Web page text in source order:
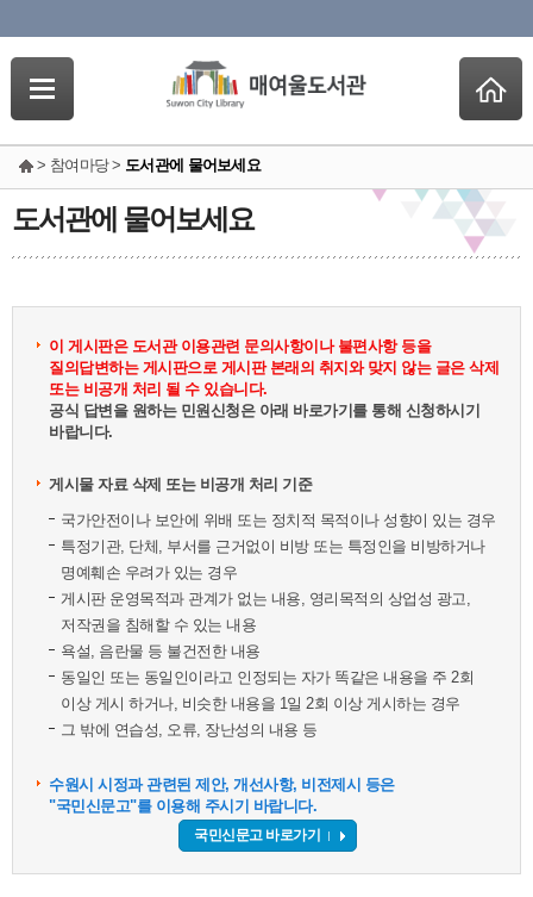
> 참여마당 > 도서관에 물어보세요
도서관에 물어보세요
이 게시판은 도서관 이용관련 문의사항이나 불편사항 등을
질의답변하는 게시판으로 게시판 본래의 취지와 맞지 않는 글은 삭제
또는 비공개 처리 될 수 있습니다.
공식 답변을 원하는 민원신청은 아래 바로가기를 통해 신청하시기
바랍니다.
게시물 자료 삭제 또는 비공개 처리 기준
국가안전이나 보안에 위배 또는 정치적 목적이나 성향이 있는 경우
특정기관, 단체, 부서를 근거없이 비방 또는 특정인을 비방하거나
명예훼손 우려가 있는 경우
게시판 운영목적과 관계가 없는 내용, 영리목적의 상업성 광고,
저작권을 침해할 수 있는 내용
욕설, 음란물 등 불건전한 내용
동일인 또는 동일인이라고 인정되는 자가 똑같은 내용을 주 2회
이상 게시 하거나, 비슷한 내용을 1일 2회 이상 게시하는 경우
그 밖에 연습성, 오류, 장난성의 내용 등
수원시 시정과 관련된 제안, 개선사항, 비전제시 등은
"국민신문고"를 이용해 주시기 바랍니다.
국민신문고 바로가기